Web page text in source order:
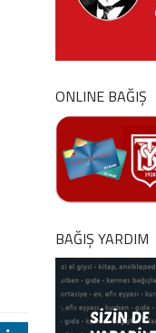
ONLINE BAĞIŞ
BAĞIŞ YARDIM